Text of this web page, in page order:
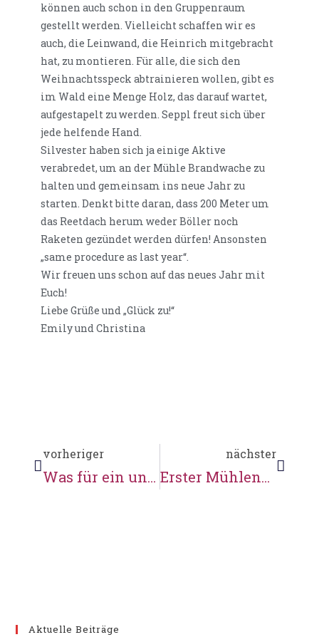
können auch schon in den Gruppenraum
gestellt werden. Vielleicht schaffen wir es
auch, die Leinwand, die Heinrich mitgebracht
hat, zu montieren. Für alle, die sich den
Weihnachtsspeck abtrainieren wollen, gibt es
im Wald eine Menge Holz, das darauf wartet,
aufgestapelt zu werden. Seppl freut sich über
jede helfende Hand.
Silvester haben sich ja einige Aktive
verabredet, um an der Mühle Brandwache zu
halten und gemeinsam ins neue Jahr zu
starten. Denkt bitte daran, dass 200 Meter um
das Reetdach herum weder Böller noch
Raketen gezündet werden dürfen! Ansonsten
„same procedure as last year“.
Wir freuen uns schon auf das neues Jahr mit
Euch!
Liebe Grüße und „Glück zu!“
Emily und Christina
vorheriger
Was für ein unglaubliches Jahr!
nächster
Erster Mühlenputz 2018
Aktuelle Beiträge